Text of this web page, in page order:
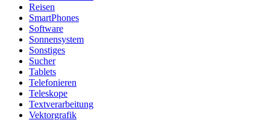
Reisen
SmartPhones
Software
Sonnensystem
Sonstiges
Sucher
Tablets
Telefonieren
Teleskope
Textverarbeitung
Vektorgrafik